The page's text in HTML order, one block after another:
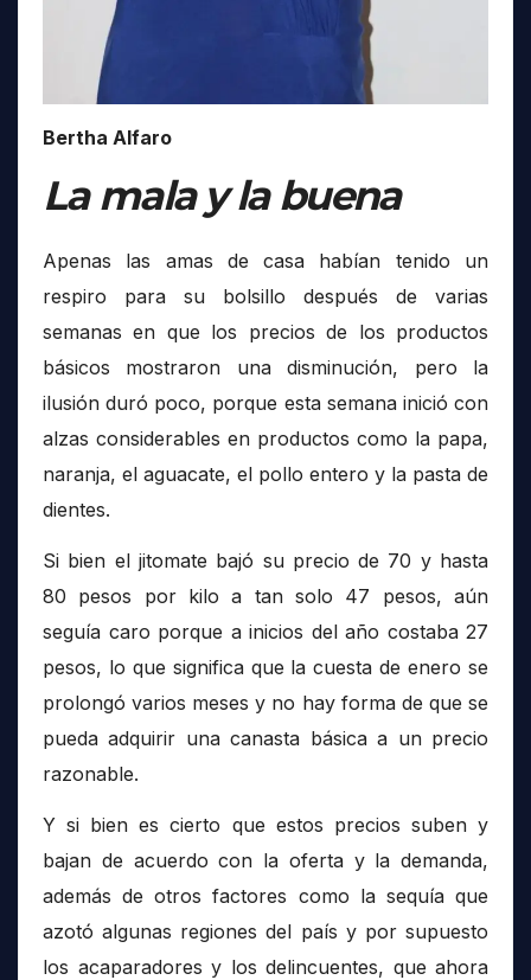
Bertha Alfaro
La mala y la buena
Apenas las amas de casa habían tenido un
respiro para su bolsillo después de varias
semanas en que los precios de los productos
básicos mostraron una disminución, pero la
ilusión duró poco, porque esta semana inició con
alzas considerables en productos como la papa,
naranja, el aguacate, el pollo entero y la pasta de
dientes.
Si bien el jitomate bajó su precio de 70 y hasta
80 pesos por kilo a tan solo 47 pesos, aún
seguía caro porque a inicios del año costaba 27
pesos, lo que significa que la cuesta de enero se
prolongó varios meses y no hay forma de que se
pueda adquirir una canasta básica a un precio
razonable.
Y si bien es cierto que estos precios suben y
bajan de acuerdo con la oferta y la demanda,
además de otros factores como la sequía que
azotó algunas regiones del país y por supuesto
los acaparadores y los delincuentes, que ahora